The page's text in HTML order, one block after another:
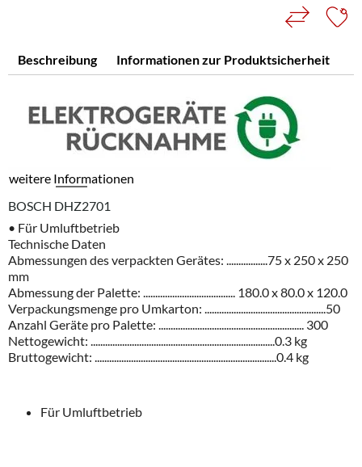
Beschreibung Informationen zur Produktsicherheit
weitere Informationen
BOSCH DHZ2701
• Für Umluftbetrieb
Technische Daten
Abmessungen desverpackten Gerätes: .................75x 250x 250
mm
Abmessungder Palette: ...................................... 180.0x80.0x 120.0
Verpackungsmenge pro Umkarton: ..................................................50
Anzahl Geräte pro Palette: ............................................................ 300
Nettogewicht: ............................................................................0.3 kg
Bruttogewicht: ...........................................................................0.4 kg
Für Umluftbetrieb